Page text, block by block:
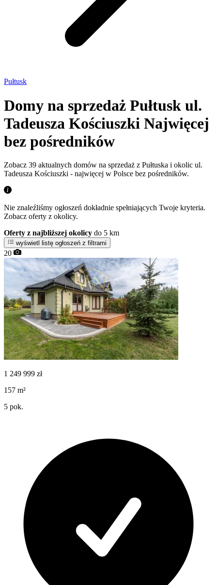
Pułtusk
Domy na sprzedaż Pułtusk ul.
Tadeusza Kościuszki Najwięcej
bez pośredników
Zobacz 39 aktualnych domów na sprzedaż z Pułtuska i okolic ul.
Tadeusza Kościuszki - najwięcej w Polsce bez pośredników.
Nie znaleźliśmy ogłoszeń dokładnie spełniających Twoje kryteria.
Zobacz oferty z okolicy.
Oferty z najbliższej okolicy do 5 km
wyświetl listę ogłoszeń z filtrami
20
1 249 999 zł
157 m²
5 pok.